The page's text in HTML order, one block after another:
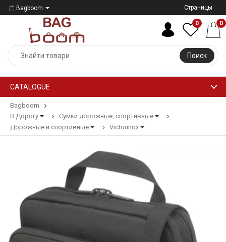
Bagboom Страницы
Поиск
0 0
CATALOGUE
Bagboom
В Дорогу
Сумки дорожные, спортивные
Дорожные и спортивные
Victorinox